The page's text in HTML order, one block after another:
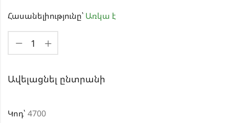
Հասանելիությունը՝ Առկա է
Ավելացնել ընտրանի
Կոդ՝ 4700